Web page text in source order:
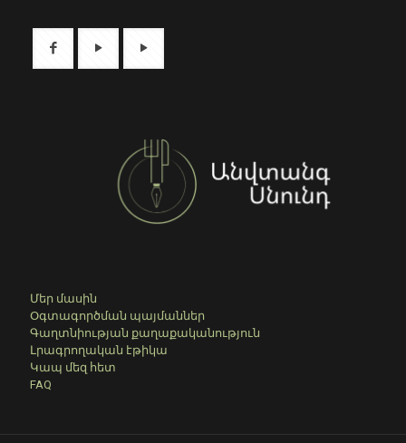
Մեր մասին
Օգտագործման պայմաններ
Գաղտնիության քաղաքականություն
Լրագրողական էթիկա
Կապ մեզ հետ
FAQ